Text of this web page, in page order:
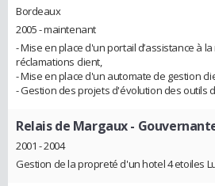
Bordeaux
2005 - maintenant
- Mise en place d'un portail d’assistance à
réclamations client,
- Mise en place d'un automate de gestion
- Gestion des projets d'évolution des outils
Relais de Margaux-
2001 - 2004
Gestion de la propreté d'un hotel 4 etoiles